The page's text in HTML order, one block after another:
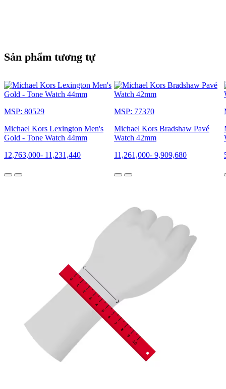
Sản phẩm tương tự
MSP: 80529
Michael Kors Lexington Men's
Gold - Tone Watch 44mm
12,763,000- 11,231,440
MSP: 77370
Michael Kors Bradshaw Pavé
Watch 42mm
11,261,000- 9,909,680